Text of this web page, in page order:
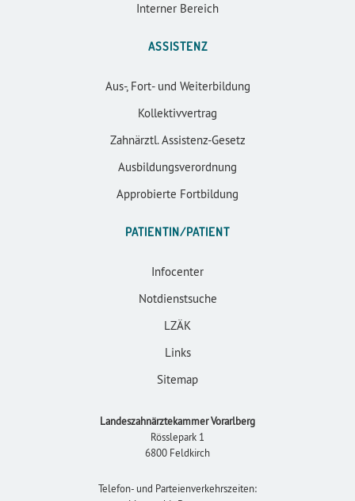
Interner Bereich
ASSISTENZ
Aus-, Fort- und Weiterbildung
Kollektivvertrag
Zahnärztl. Assistenz-Gesetz
Ausbildungsverordnung
Approbierte Fortbildung
PATIENTIN/PATIENT
Infocenter
Notdienstsuche
LZÄK
Links
Sitemap
Landeszahnärztekammer Vorarlberg
Rösslepark 1
6800 Feldkirch
Telefon- und Parteienverkehrszeiten: